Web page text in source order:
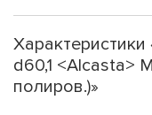
Характеристики
d60,1 <Alcasta>
полиров.)»